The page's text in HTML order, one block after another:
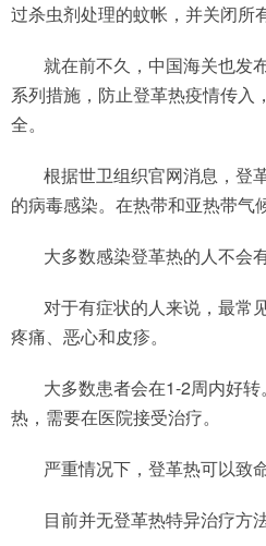
过杀虫剂处理的蚊帐，并关闭所
就在前不久，中国海关也发
系列措施，防止登革热疫情传入
全。
根据世卫组织官网消息，登
的病毒感染。在热带和亚热带气
大多数感染登革热的人不会有
对于有症状的人来说，最常
疼痛、恶心和皮疹。
大多数患者会在1-2周内好
热，需要在医院接受治疗。
严重情况下，登革热可以致命
目前并无登革热特异治疗方